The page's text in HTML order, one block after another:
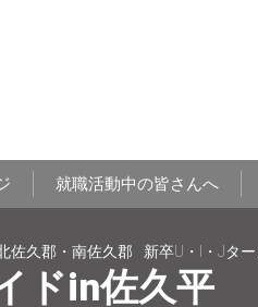
就職活動中の皆さんへ
佐久郡・南佐久郡 新卒U・I・Jタ
ドin佐久平